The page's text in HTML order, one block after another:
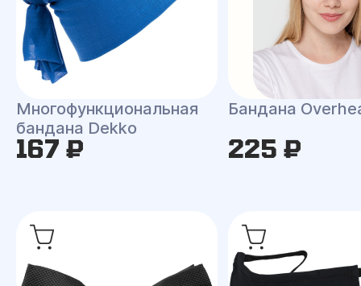
Многофункциональная
бандана Dekko
167 ₽
Бандана
225 ₽